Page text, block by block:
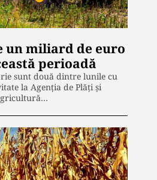
un miliard de euro
perioadă
sunt două dintre lunile cu
la Agenția de Plăți și